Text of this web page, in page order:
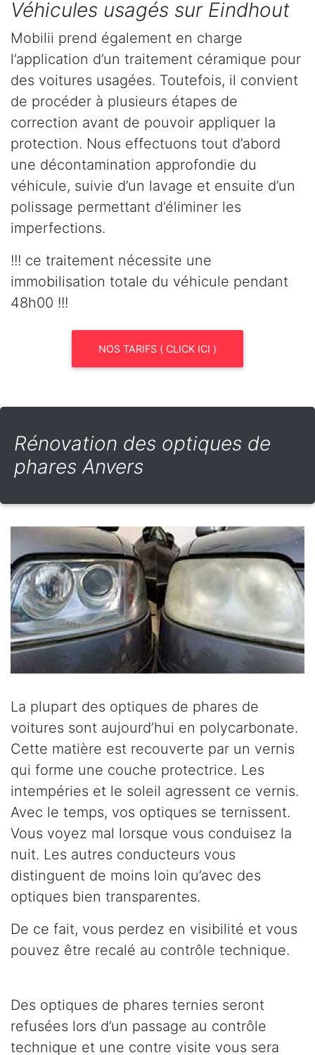
Véhicules usagés sur Eindhout
Mobilii prend également en charge
l’application d’un traitement céramique pour
des voitures usagées. Toutefois, il convient
de procéder à plusieurs étapes de
correction avant de pouvoir appliquer la
protection. Nous effectuons tout d’abord
une décontamination approfondie du
véhicule, suivie d’un lavage et ensuite d’un
polissage permettant d’éliminer les
imperfections.
!!! ce traitement nécessite une
immobilisation totale du véhicule pendant
48h00 !!!
NOS TARIFS ( CLICK ICI )
Rénovation des optiques de
phares Anvers
La plupart des optiques de phares de
voitures sont aujourd’hui en polycarbonate.
Cette matière est recouverte par un vernis
qui forme une couche protectrice. Les
intempéries et le soleil agressent ce vernis.
Avec le temps, vos optiques se ternissent.
Vous voyez mal lorsque vous conduisez la
nuit. Les autres conducteurs vous
distinguent de moins loin qu’avec des
optiques bien transparentes.
De ce fait, vous perdez en visibilité et vous
pouvez être recalé au contrôle technique.
Des optiques de phares ternies seront
refusées lors d’un passage au contrôle
technique et une contre visite vous sera